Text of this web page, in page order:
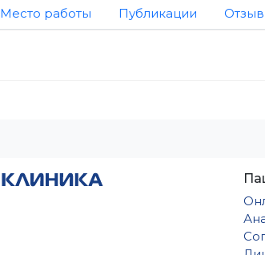
Место работы Публикации